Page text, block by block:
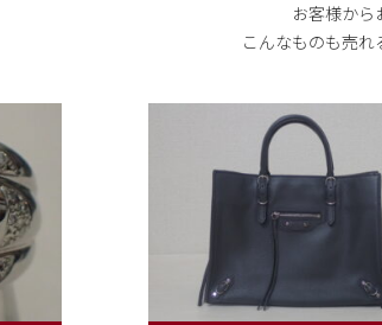
お客様から
こんなものも売れ